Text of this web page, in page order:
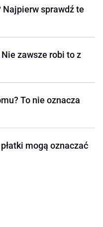
Najpierw sprawdź te
zawsze robi to z
To nie oznacza
mogą oznaczać